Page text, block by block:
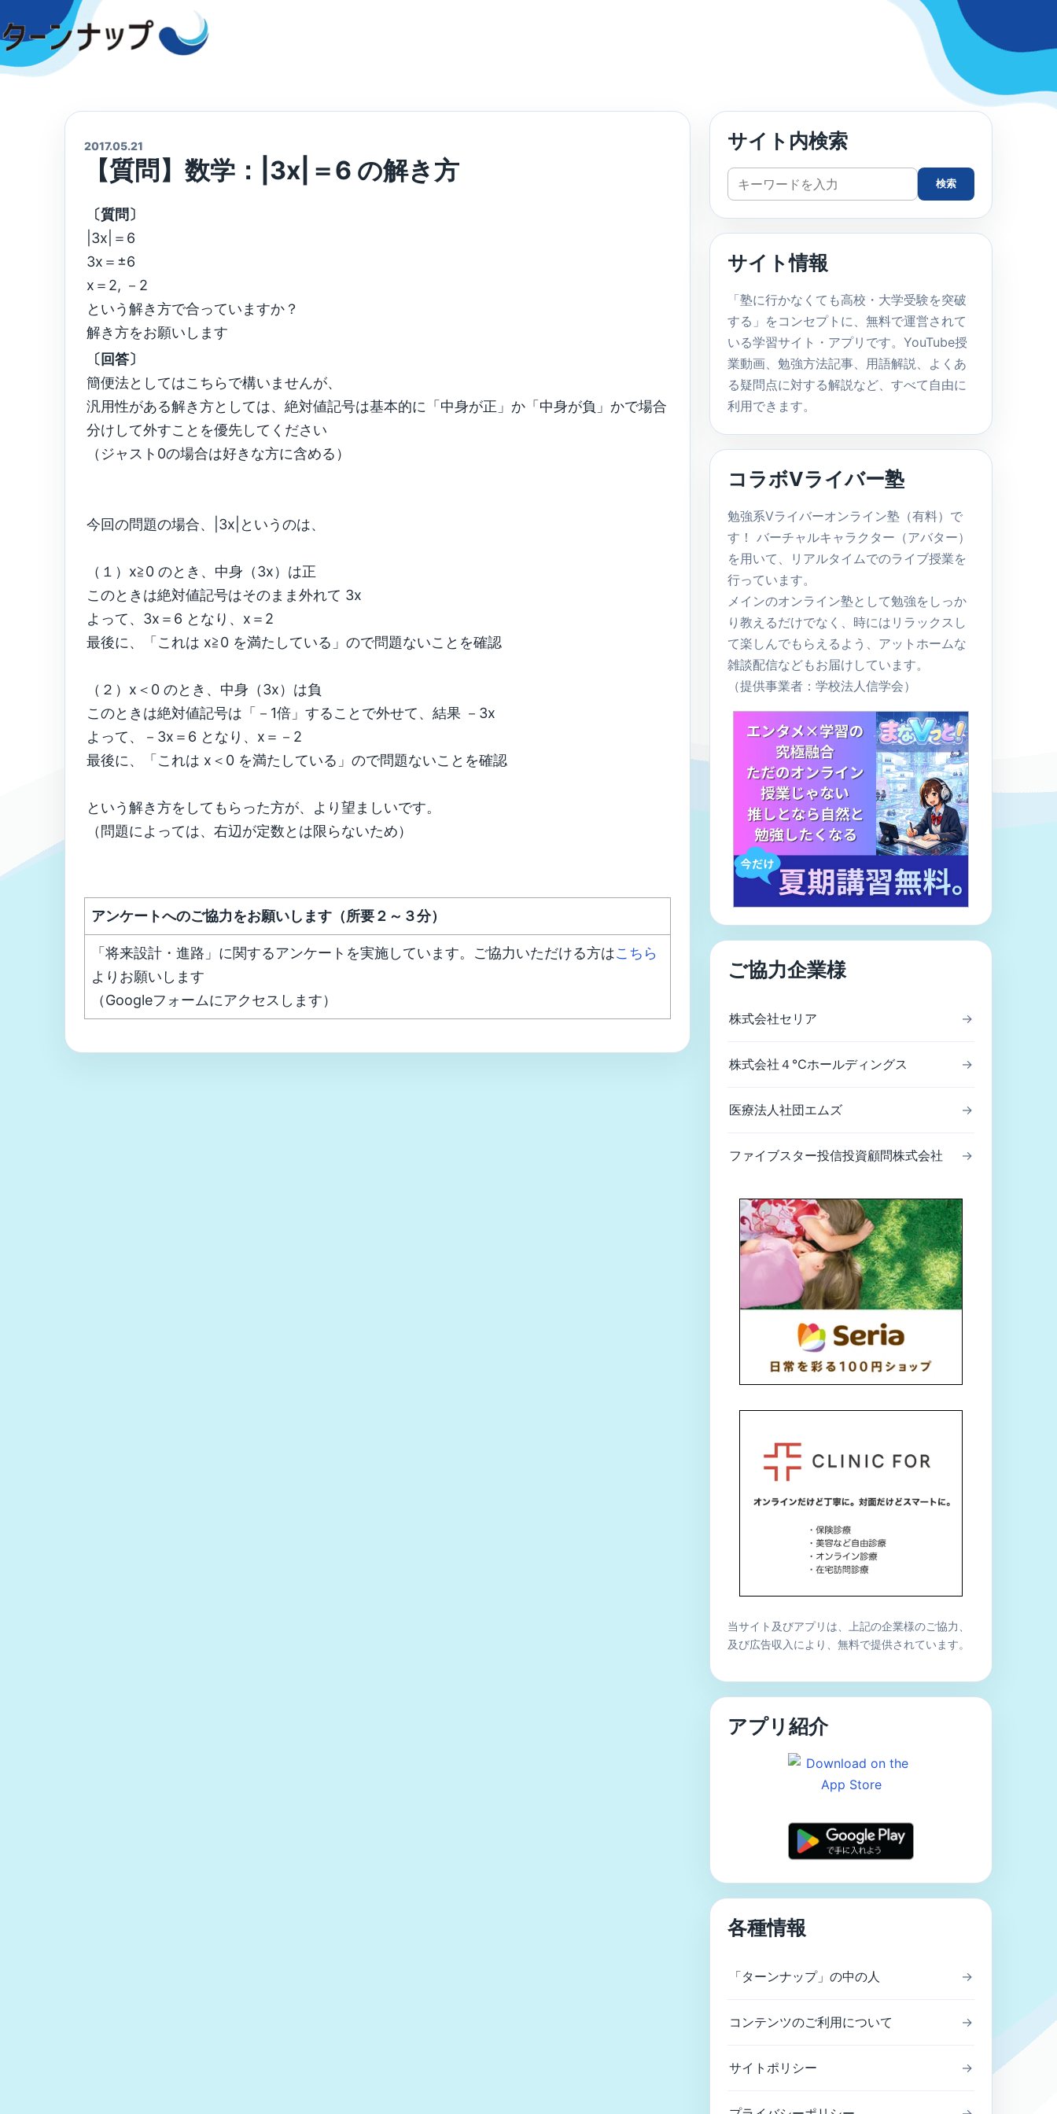
to
content
2017.05.21
【質問】数学：|3x|＝6 の解き方
〔質問〕
|3x|＝6
3x＝±6
x＝2, －2
という解き方で合っていますか？
解き方をお願いします
〔回答〕
簡便法としてはこちらで構いませんが、
汎用性がある解き方としては、絶対値記号は基本的に「中身が正」か「中身が負」かで場合
分けして外すことを優先してください
（ジャスト0の場合は好きな方に含める）
今回の問題の場合、|3x|というのは、
（１）x≧0 のとき、中身（3x）は正
このときは絶対値記号はそのまま外れて 3x
よって、3x＝6 となり、x＝2
最後に、「これは x≧0 を満たしている」ので問題ないことを確認
（２）x＜0 のとき、中身（3x）は負
このときは絶対値記号は「－1倍」することで外せて、結果 －3x
よって、－3x＝6 となり、x＝－2
最後に、「これは x＜0 を満たしている」ので問題ないことを確認
という解き方をしてもらった方が、より望ましいです。
（問題によっては、右辺が定数とは限らないため）
アンケートへのご協力をお願いします（所要２～３分）
「将来設計・進路」に関するアンケートを実施しています。ご協力いただける方はこちら
よりお願いします
（Googleフォームにアクセスします）
サイト内検索
サ
イ
ト
検
検索
サイト情報
「塾に行かなくても高校・大学受験を突破
する」をコンセプトに、無料で運営されて
いる学習サイト・アプリです。YouTube授
業動画、勉強方法記事、用語解説、よくあ
る疑問点に対する解説など、すべて自由に
利用できます。
コラボVライバー塾
勉強系Vライバーオンライン塾（有料）で
す！ バーチャルキャラクター（アバター）
を用いて、リアルタイムでのライブ授業を
行っています。
メインのオンライン塾として勉強をしっか
り教えるだけでなく、時にはリラックスし
て楽しんでもらえるよう、アットホームな
雑談配信などもお届けしています。
（提供事業者：学校法人信学会）
ご協力企業様
株式会社セリア →
株式会社４℃ホールディングス →
医療法人社団エムズ →
ファイブスター投信投資顧問株式会社 →
当サイト及びアプリは、上記の企業様のご協力、
及び広告収入により、無料で提供されています。
アプリ紹介
各種情報
「ターンナップ」の中の人 →
コンテンツのご利用について →
サイトポリシー →